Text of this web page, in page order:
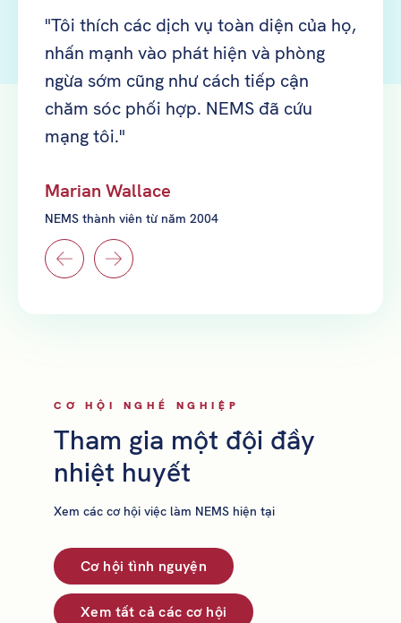
"Tôi thích các dịch vụ toàn diện của họ,
nhấn mạnh vào phát hiện và phòng
ngừa sớm cũng như cách tiếp cận
chăm sóc phối hợp. NEMS đã cứu
mạng tôi."
Marian Wallace
NEMS thành viên từ năm 2004
CƠ HỘI NGHỀ NGHIỆP
Tham gia một đội đầy
nhiệt huyết
Xem các cơ hội việc làm NEMS hiện tại
Cơ hội tình nguyện
Xem tất cả các cơ hội